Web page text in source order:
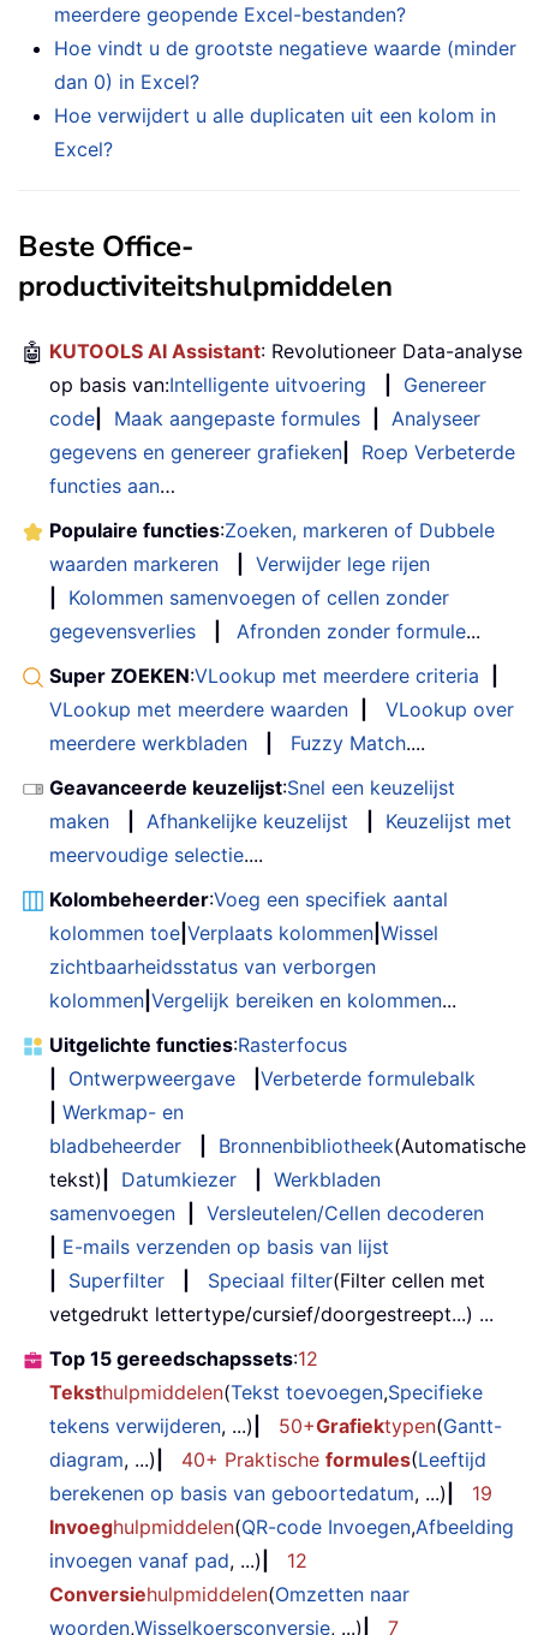
meerdere geopende Excel-bestanden?
Hoe vindt u de grootste negatieve waarde (minder
dan 0) in Excel?
Hoe verwijdert u alle duplicaten uit een kolom in
Excel?
Beste Office-
productiviteitshulpmiddelen
🤖 KUTOOLS AI Assistant: Revolutioneer Data-analyse
op basis van:Intelligente uitvoering
Genereer
code
Maak aangepaste formules
Analyseer
gegevens en genereer grafieken
Roep Verbeterde
functies aan…
Populaire functies:Zoeken, markeren of Dubbele
waarden markeren
Verwijder lege rijen
Kolommen samenvoegen of cellen zonder
gegevensverlies
Afronden zonder formule...
Super ZOEKEN:VLookup met meerdere criteria
VLookup met meerdere waarden
VLookup over
meerdere werkbladen
Fuzzy Match....
Geavanceerde keuzelijst:Snel een keuzelijst
maken
Afhankelijke keuzelijst
Keuzelijst met
meervoudige selectie....
Kolombeheerder:Voeg een specifiek aantal
kolommen toe Verplaats kolommen Wissel
zichtbaarheidsstatus van verborgen
kolommen Vergelijk bereiken en kolommen...
Uitgelichte functies:Rasterfocus
Ontwerpweergave
Verbeterde formulebalk
Werkmap- en
bladbeheerder
Bronnenbibliotheek(Automatische
tekst)
Datumkiezer
Werkbladen
samenvoegen
Versleutelen/Cellen decoderen
E-mails verzenden op basis van lijst
Superfilter Speciaal filter(Filter cellen met
vetgedrukt lettertype/cursief/doorgestreept...) ...
Top 15 gereedschapssets:12
Teksthulpmiddelen(Tekst toevoegen,Specifieke
tekens verwijderen, ...) 50+Grafiektypen(Gantt-
diagram, ...) 40+ Praktische formules(Leeftijd
berekenen op basis van geboortedatum, ...)
19
Invoeghulpmiddelen(QR-code Invoegen,Afbeelding
invoegen vanaf pad, ...)
12
Conversiehulpmiddelen(Omzetten naar
woorden,Wisselkoersconversie, ...) 7